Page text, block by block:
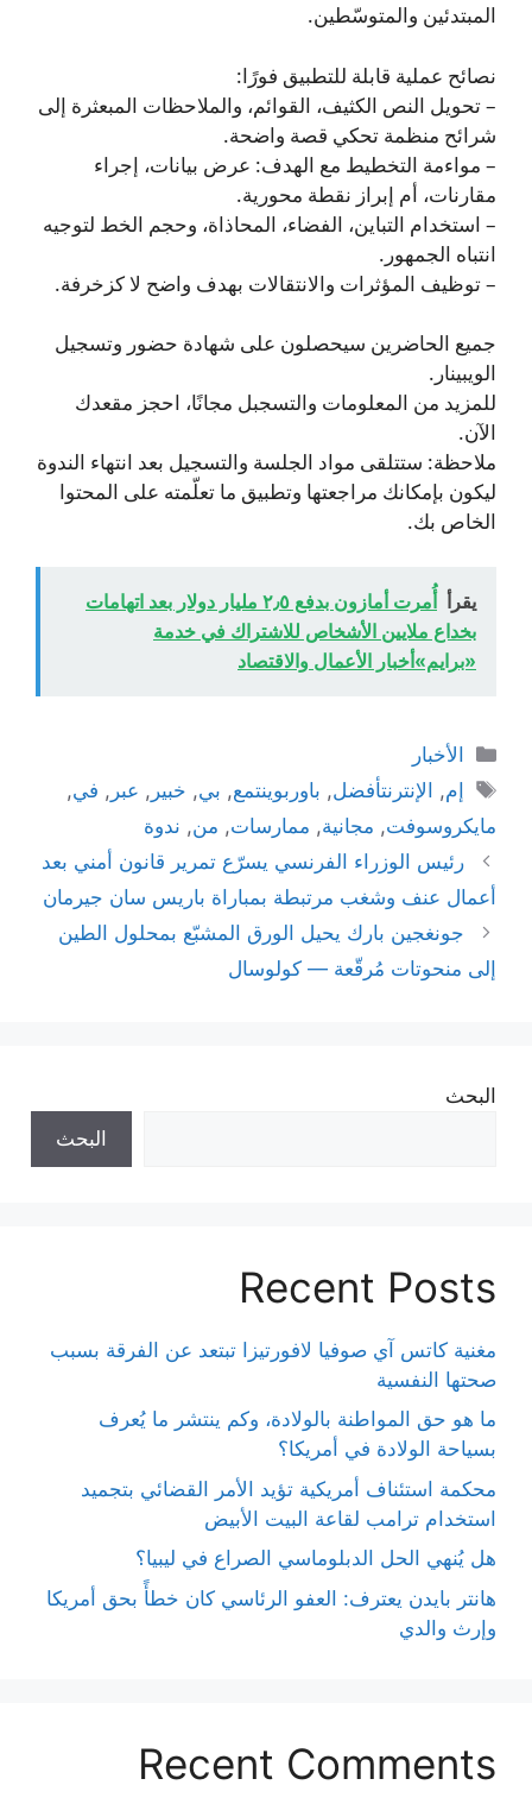
المبتدئين والمتوسّطين.
نصائح عملية قابلة للتطبيق فورًا:
– تحويل النص الكثيف، القوائم، والملاحظات المبعثرة إلى
شرائح منظمة تحكي قصة واضحة.
– مواءمة التخطيط مع الهدف: عرض بيانات، إجراء
مقارنات، أم إبراز نقطة محورية.
– استخدام التباين، الفضاء، المحاذاة، وحجم الخط لتوجيه
انتباه الجمهور.
– توظيف المؤثرات والانتقالات بهدف واضح لا كزخرفة.
جميع الحاضرين سيحصلون على شهادة حضور وتسجيل
الويبينار.
للمزيد من المعلومات والتسجبل مجانًا، احجز مقعدك
الآن.
ملاحظة: ستتلقى مواد الجلسة والتسجيل بعد انتهاء الندوة
ليكون بإمكانك مراجعتها وتطبيق ما تعلّمته على المحتوا
الخاص بك.
يقرأ
أُمرت أمازون بدفع ٢٫٥ مليار دولار بعد اتهامات
بخداع ملايين الأشخاص للاشتراك في خدمة
«برايم»أخبار الأعمال والاقتصاد
التصنيفات
الأخبار
الوسوم
إم, الإنترنتأفضل, باوربوينتمع, بي, خبير , عبر , في,
مايكروسوفت, مجانية, ممارسات, من, ندوة
رئيس الوزراء الفرنسي يسرّع تمرير قانون أمني بعد
أعمال عنف وشغب مرتبطة بمباراة باريس سان جيرمان
جونغجين بارك يحيل الورق المشبّع بمحلول الطين
إلى منحوتات مُرقّعة — كولوسال
البحث
البحث
Recent Posts
مغنية كاتس آي صوفيا لافورتيزا تبتعد عن الفرقة بسبب
صحتها النفسية
ما هو حق المواطنة بالولادة، وكم ينتشر ما يُعرف
بسياحة الولادة في أمريكا؟
محكمة استئناف أمريكية تؤيد الأمر القضائي بتجميد
استخدام ترامب لقاعة البيت الأبيض
هل يُنهي الحل الدبلوماسي الصراع في ليبيا؟
هانتر بايدن يعترف: العفو الرئاسي كان خطأً بحق أمريكا
وإرث والدي
Recent Comments